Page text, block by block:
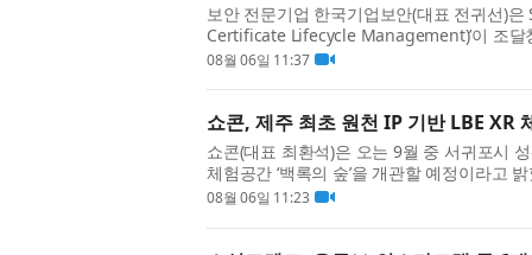
보안 전문기업 한국기업보안(대표 전귀선)은
Certificate Lifecycle Management)’이 조
이번 등록으로 공공기관은 조달청 디지털...
08월 06일 11:37
쇼콘, 제주 최초 원천 IP 기반 LBE XR
쇼콘(대표 최환석)은 오는 9월 중 서귀포시
체험공간 ‘백록의 숲’을 개관할 예정이라고
데 머무르지 않고, VR HMD를 착용...
08월 06일 11:23